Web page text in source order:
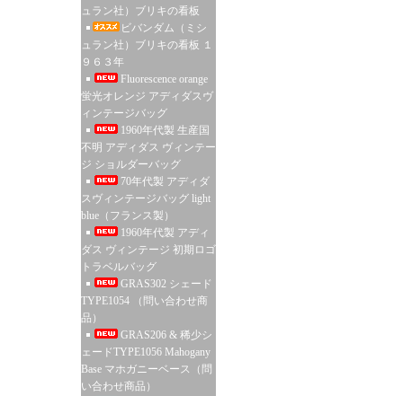
ュラン社）ブリキの看板
ビバンダム（ミシ
ュラン社）ブリキの看板 １
９６３年
Fluorescence orange
蛍光オレンジ アディダスヴ
ィンテージバッグ
1960年代製 生産国
不明 アディダス ヴィンテー
ジ ショルダーバッグ
70年代製 アディダ
スヴィンテージバッグ light
blue（フランス製）
1960年代製 アディ
ダス ヴィンテージ 初期ロゴ
トラベルバッグ
GRAS302 シェード
TYPE1054 （問い合わせ商
品）
GRAS206 & 稀少シ
ェードTYPE1056 Mahogany
Base マホガニーベース（問
い合わせ商品）